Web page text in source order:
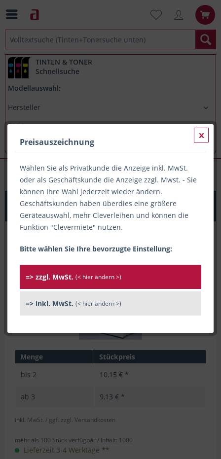
TINTEN & TONER
Schnellsuche
Modellauswahl:
Schriftbandetiketten
Original Einzel-Etiketten Dymo 11353, 12mm x 24mm,
1.000 Stück, weiß
Menge
Stückpreis
bis 2 10,15 € *
ab 3 9,13 € *
inkl. MwSt. / ggf. zzgl. Versandkosten
mehr als 100 Stück verfügbar / Inhalt: 1000
Lieferzeit 3-4 Werktage **
Preisauszeichnung
Wählen Sie als Privatkunde die Anzeige inkl. MwSt.
oder als Geschäftskunde die Anzeige zzgl. Mwst. - Sie
können Ihre Wahl jederzeit wieder ändern.
Geschäftskunden haben überdies eine größere
Geräteauswahl, mehr Cleverleihen und können die
Funktion "Clevermiete" nutzen.
Bitte wählen Sie Ihre bevorzugte Einstellung:
=> zzgl. MwSt. (< hier ändern >)
=> inkl. MwSt. (< hier ändern >)